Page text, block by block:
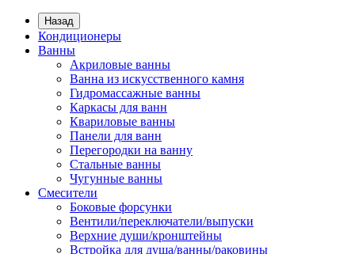
Назад
Кондиционеры
Ванны
Акриловые ванны
Ванна из искусственного камня
Гидромассажные ванны
Каркасы для ванн
Квариловые ванны
Панели для ванн
Перегородки на ванну
Стальные ванны
Чугунные ванны
Смесители
Боковые форсунки
Вентили/переключатели/выпуски
Верхние души/кронштейны
Встройка для душа/ванны/раковины